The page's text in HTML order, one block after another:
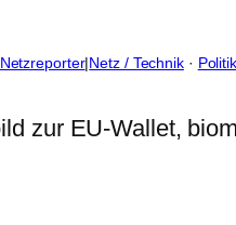
Netzreporter|Netz / Technik · Politik